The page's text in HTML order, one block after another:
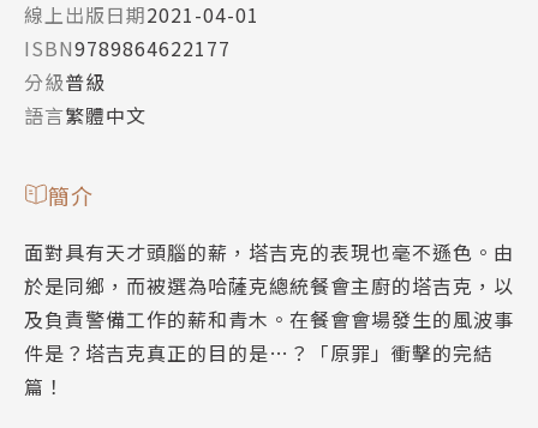
線上出版日期2021-04-01
ISBN9789864622177
分級普級
語言繁體中文
簡介
面對具有天才頭腦的薪，塔吉克的表現也毫不遜色。由
於是同鄉，而被選為哈薩克總統餐會主廚的塔吉克，以
及負責警備工作的薪和青木。在餐會會場發生的風波事
件是？塔吉克真正的目的是…？「原罪」衝擊的完結
篇！